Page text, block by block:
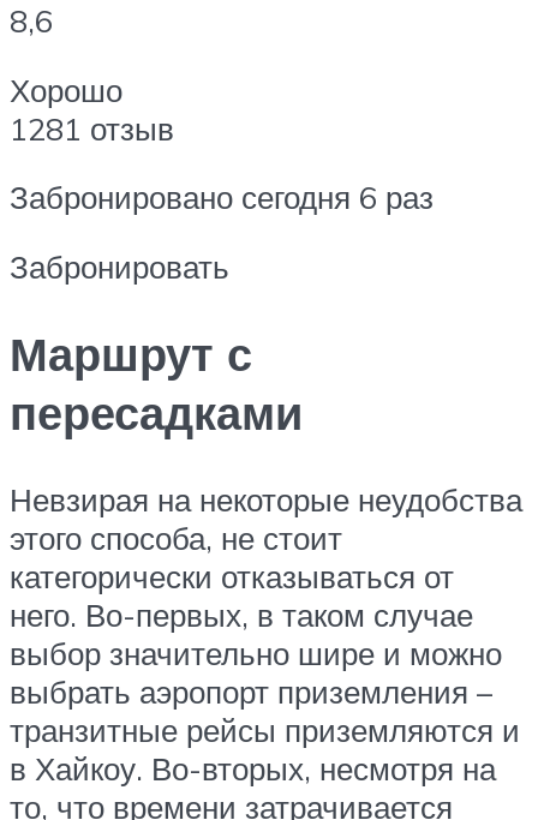
8,6
Хорошо
1281 отзыв
Забронировано сегодня 6 раз
Забронировать
Маршрут с
пересадками
Невзирая на некоторые неудобства
этого способа, не стоит
категорически отказываться от
него. Во-первых, в таком случае
выбор значительно шире и можно
выбрать аэропорт приземления –
транзитные рейсы приземляются и
в Хайкоу. Во-вторых, несмотря на
то, что времени затрачивается